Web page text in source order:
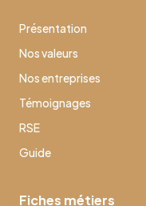
Présentation
Nos valeurs
Nos entreprises
Témoignages
RSE
Guide
Fiches métiers